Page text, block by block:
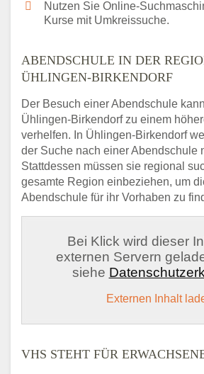
Nutzen Sie Online-
Kurse mit Umkreissuche.
ABENDSCHULE IN DER
ÜHLINGEN-BIRKENDORF
Der Besuch einer Abendschule
Ühlingen-Birkendorf zu einem
verhelfen. In Ühlingen-Birkendorf
der Suche nach einer Abendschule
Stattdessen müssen sie regional
gesamte Region einbeziehen, um
Abendschule für ihr Vorhaben zu
Bei Klick wird dieser
externen Servern
siehe
Externen Inhalt
VHS STEHT FÜR